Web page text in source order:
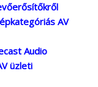
AV
Audio
üzleti